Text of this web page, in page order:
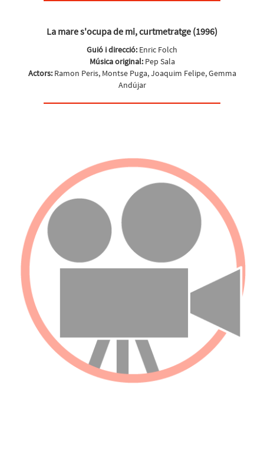
La mare s'ocupa de mi, curtmetratge (1996)
Guió i direcció: Enric Folch
Música original:Pep Sala
Actors:Ramon Peris, Montse Puga, Joaquim Felipe, Gemma
Andújar